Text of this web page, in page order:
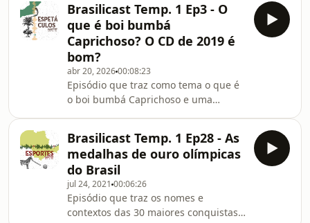
este assunto no link:
https://multibrasilis.wordpress.com/2019/06/18/
2-o-que-e-boi-bumba-garantido-o-cd-
de-2019-e-bom-3/ FICHA TÉCNICA:
Daniel Walassy (Apresentação, Roteiro
e Edição de som); Dani Ramaianne
(Design Gráfico e Voz nas vinhetas).
Brasilicast Temp. 1 Ep3 - O
que é boi bumbá
Caprichoso? O CD de 2019 é
bom?
abr 20, 202600:08:23
Episódio que traz como tema o que é
o boi bumbá Caprichoso e uma
Confira mais informações sobre este
assunto no link:
https://multibrasilis.wordpress.com/2019/06/23/
3-o-que-e-boi-bumba-caprichoso-o-
cd-de-2019-e-bom/ FICHA TÉCNICA:
Daniel Walassy (Apresentação, Roteiro
Brasilicast Temp. 1 Ep28 - As
medalhas de ouro olímpicas
do Brasil
jul 24, 2021 00:06:26
Episódio que traz os nomes e
contextos das 30 maiores conquistas